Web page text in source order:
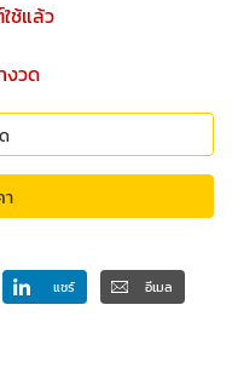
ช้แล้ว
งวด
า
แชร์ อีเมล